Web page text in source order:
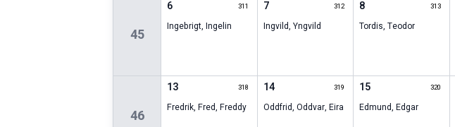
45
6 311
Ingebrigt,Ingelin
7 312
Ingvild, Yngvild
8 313
Tordis,Teodor
46
13 318
Fredrik,Fred,Freddy
14 319
Oddfrid, Oddvar, Eira
15 320
Edmund,Edgar